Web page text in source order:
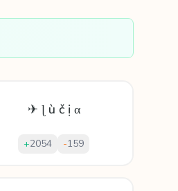
✈ ɭ ù č ị α
+2054 -159